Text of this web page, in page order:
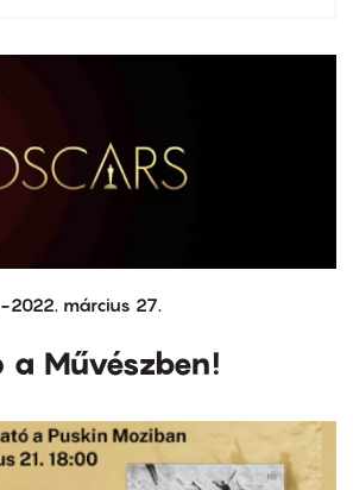
-2022. március 27.
Művészben!